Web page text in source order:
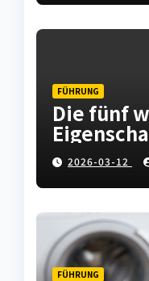
FÜHRUNG
Die fünf
2026-03-12
FÜHRUNG